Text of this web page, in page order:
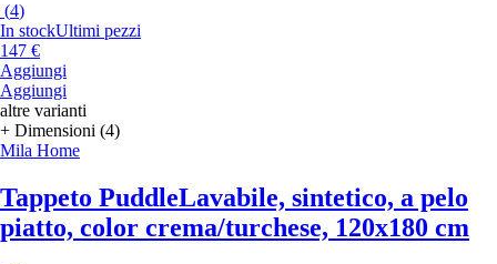
(4)
In stockUltimi pezzi
147 €
Aggiungi
Aggiungi
altre varianti
+ Dimensioni (4)
Mila Home
Tappeto PuddleLavabile, sintetico, a pelo
piatto, color crema/turchese, 120x180 cm